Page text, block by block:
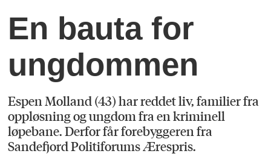
En bauta for
ungdommen
Espen Molland (43) har reddet liv, familier fra
oppløsning og ungdom fra en kriminell
løpebane. Derfor får forebyggeren fra
Sandefjord Politiforums Ærespris.